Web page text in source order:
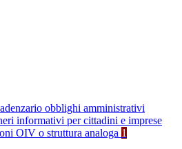
obblighi amministrativi
informativi per cittadini e imprese
OIV o struttura analoga 1